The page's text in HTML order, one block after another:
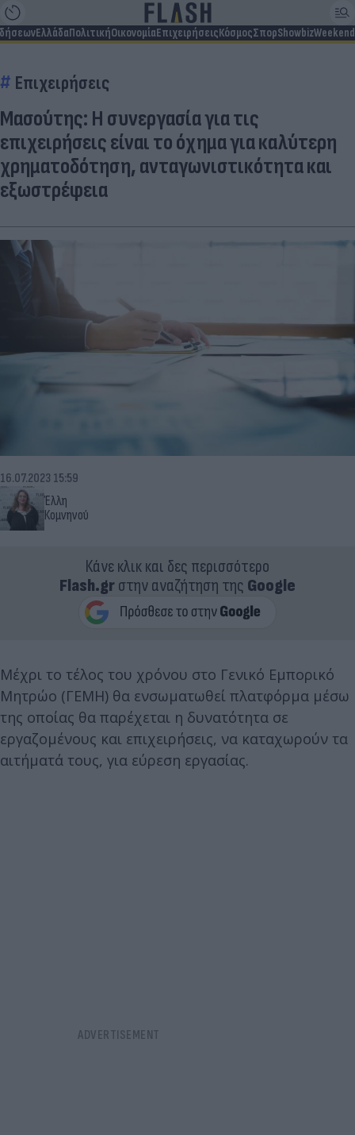
ΕλλάδαΠολιτικήΟικονομίαΕπιχειρήσειςΚόσμοςΣπορShowbizWeekend
Επιχειρήσεις
Μασούτης: Η συνεργασία για τις
επιχειρήσεις είναι το όχημα για καλύτερη
χρηματοδότηση, ανταγωνιστικότητα και
εξωστρέφεια
Έλλη
Κομνηνού
16.07.2023 15:59
Κάνε κλικ και δες περισσότερο
Flash.grστην αναζήτηση της Google
Μέχρι το τέλος του χρόνου στο Γενικό Εμπορικό
Μητρώο (ΓΕΜΗ) θα ενσωματωθεί πλατφόρμα μέσω
της οποίας θα παρέχεται η δυνατότητα σε
εργαζομένους και επιχειρήσεις, να καταχωρούν τα
αιτήματά τους, για εύρεση εργασίας.